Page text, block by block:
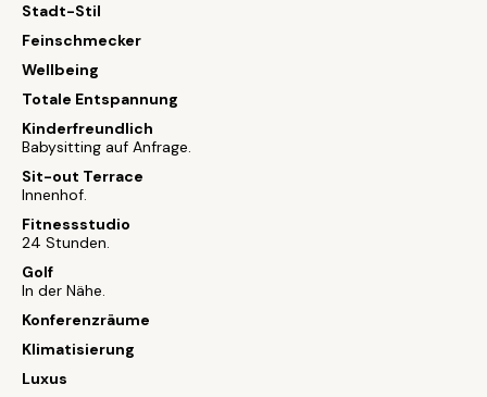
Stadt-Stil
Feinschmecker
Wellbeing
Totale Entspannung
Kinderfreundlich
Babysitting auf Anfrage.
Sit-out Terrace
Innenhof.
Fitnessstudio
24 Stunden.
Golf
In der Nähe.
Konferenzräume
Klimatisierung
Luxus